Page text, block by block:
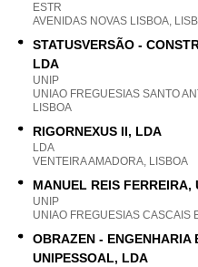
ESTR
AVENIDAS NOVAS LISBOA,
STATUSVERSÃO -
LDA
UNIP
UNIAO FREGUESIAS SANTO
LISBOA
RIGORNEXUS II, LDA
LDA
VENTEIRA AMADORA, LISBOA
MANUEL REIS FERREIRA,
UNIP
UNIAO FREGUESIAS CASCAIS
OBRAZEN - ENGENHARIA
UNIPESSOAL, LDA